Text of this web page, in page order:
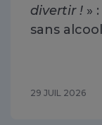
divertir ! »
sans
29 JUIL 2026